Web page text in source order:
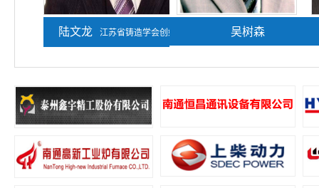
陆文龙 江苏省铸造学会创始人
熊守美 吴树森